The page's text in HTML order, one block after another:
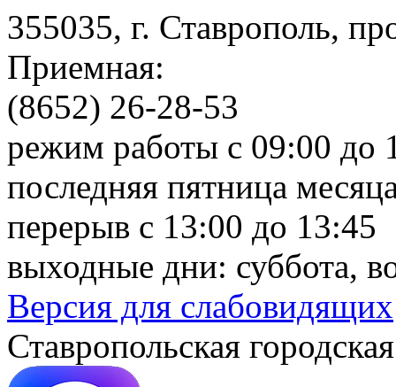
355035, г. Ставрополь,
Приемная:
(8652) 26-28-53
режим работы с 09:00 до
последняя пятница
перерыв с 13:00 до 13:45
выходные дни: суббота,
Версия для слабовидящих
Ставропольская